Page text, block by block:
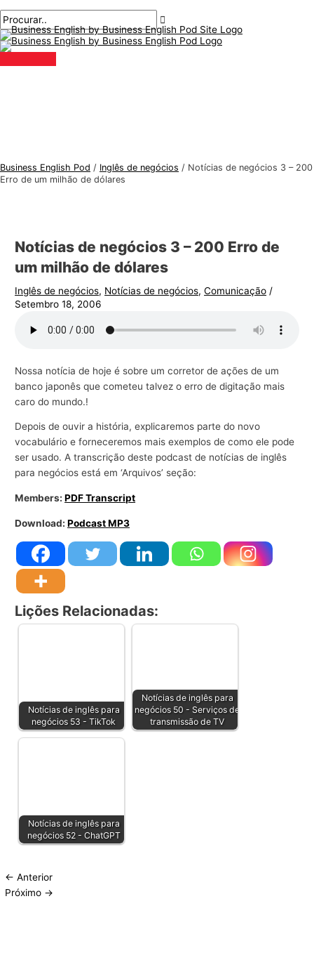
para
o
conteúdo
principal
Business English Pod / Inglês de negócios / Notícias de negócios 3 – 200
Erro de um milhão de dólares
Notícias de negócios 3 – 200 Erro de
um milhão de dólares
Inglês de negócios, Notícias de negócios,Comunicação /
Setembro 18, 2006
Nossa notícia de hoje é sobre um corretor de ações de um
banco japonês que cometeu talvez o erro de digitação mais
caro do mundo.!
Depois de ouvir a história, explicaremos parte do novo
vocabulário e forneceremos mais exemplos de como ele pode
ser usado. A transcrição deste podcast de notícias de inglês
para negócios está em ‘Arquivos’ seção:
Members:PDF Transcript
Download:Podcast MP3
Lições Relacionadas:
Notícias de inglês para
negócios 53 - TikTok
Notícias de inglês para
negócios 50 - Serviços de
transmissão de TV
Notícias de inglês para
negócios 52 - ChatGPT
navegação
← Anterior
Próximo →
aqui..
mail*
T
ó
p
i
i
ê
s
p
a
n
e
g
ó
c
i
s
P
r
o
c